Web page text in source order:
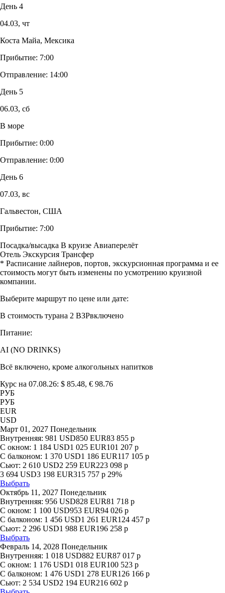
День 4
04.03, чт
Коста Майа, Мексика
Прибытие: 7:00
Отправление: 14:00
День 5
06.03, сб
В море
Прибытие: 0:00
Отправление: 0:00
День 6
07.03, вс
Гальвестон, США
Прибытие: 7:00
Посадка/высадка В круизе Авиаперелёт
Отель Экскурсия Трансфер
* Расписание лайнеров, портов, экскурсионная программа и ее
стоимость могут быть изменены по усмотрению круизной
компании.
Выберите маршрут по цене или дате:
В стоимость турана 2 ВЗРвключено
Питание:
AI (NO DRINKS)
Всё включено, кроме алкогольных напитков
Курс на 07.08.26: $ 85.48, € 98.76
РУБ
РУБ
EUR
USD
Март 01, 2027 Понедельник
Внутренняя: 981 USD850 EUR83 855 р
С окном: 1 184 USD1 025 EUR101 207 р
С балконом: 1 370 USD1 186 EUR117 105 р
Сьют: 2 610 USD2 259 EUR223 098 р
3 694 USD3 198 EUR315 757 р 29%
Выбрать
Октябрь 11, 2027 Понедельник
Внутренняя: 956 USD828 EUR81 718 р
С окном: 1 100 USD953 EUR94 026 р
С балконом: 1 456 USD1 261 EUR124 457 р
Сьют: 2 296 USD1 988 EUR196 258 р
Выбрать
Февраль 14, 2028 Понедельник
Внутренняя: 1 018 USD882 EUR87 017 р
С окном: 1 176 USD1 018 EUR100 523 р
С балконом: 1 476 USD1 278 EUR126 166 р
Сьют: 2 534 USD2 194 EUR216 602 р